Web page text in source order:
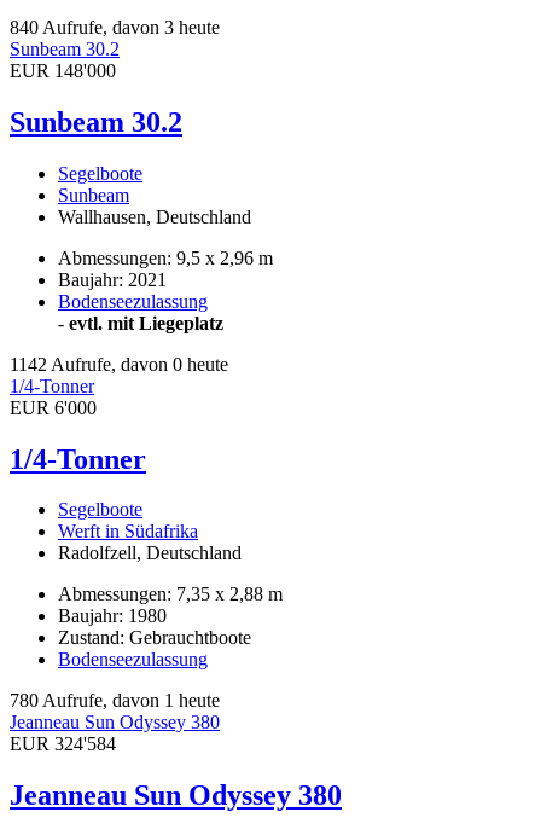
840 Aufrufe, davon 3 heute
Sunbeam 30.2
EUR 148'000
Sunbeam 30.2
Segelboote
Sunbeam
Wallhausen, Deutschland
Abmessungen: 9,5 x 2,96 m
Baujahr: 2021
Bodenseezulassung
- evtl. mit Liegeplatz
1142 Aufrufe, davon 0 heute
1/4-Tonner
EUR 6'000
1/4-Tonner
Segelboote
Werft in Südafrika
Radolfzell, Deutschland
Abmessungen: 7,35 x 2,88 m
Baujahr: 1980
Zustand: Gebrauchtboote
Bodenseezulassung
780 Aufrufe, davon 1 heute
Jeanneau Sun Odyssey 380
EUR 324'584
Jeanneau Sun Odyssey 380